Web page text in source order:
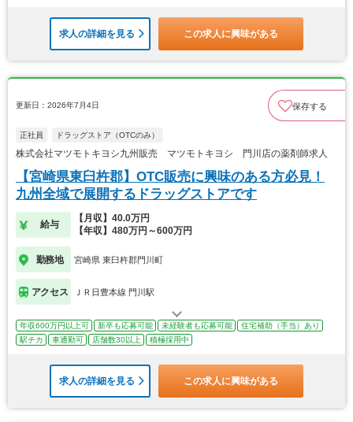
求人の詳細を見る この求人に興味がある
更新日：2026年7月4日 保存する
正社員 ドラッグストア（OTCのみ）
株式会社マツモトキヨシ九州販売 マツモトキヨシ 門川店の薬剤師求人
【宮崎県東臼杵郡】OTC販売に興味のある方必見！
九州全域で展開するドラッグストアです
給与
【月収】40.0万円
【年収】480万円～600万円
勤務地 宮崎県 東臼杵郡門川町
アクセス ＪＲ日豊本線 門川駅
年収600万円以上可 新卒も応募可能 未経験者も応募可能
住宅補助（手当）あり
駅チカ
車通勤可 店舗数30以上 積極採用中
求人の詳細を見る この求人に興味がある